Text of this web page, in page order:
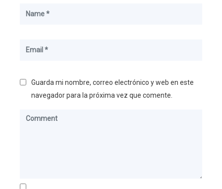
Guarda mi nombre, correo electrónico y web en este
navegador para la próxima vez que comente.